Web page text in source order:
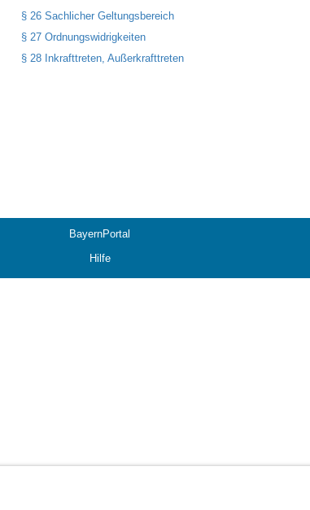
§ 26 Sachlicher Geltungsbereich
§ 27 Ordnungswidrigkeiten
§ 28 Inkrafttreten, Außerkrafttreten
BayernPortal
Hilfe